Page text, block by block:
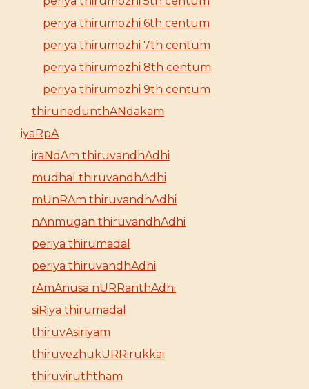
periya thirumozhi 6th centum
periya thirumozhi 7th centum
periya thirumozhi 8th centum
periya thirumozhi 9th centum
thirunedunthANdakam
iyaRpA
iraNdAm thiruvandhAdhi
mudhal thiruvandhAdhi
mUnRAm thiruvandhAdhi
nAnmugan thiruvandhAdhi
periya thirumadal
periya thiruvandhAdhi
rAmAnusa nURRanthAdhi
siRiya thirumadal
thiruvAsiriyam
thiruvezhukURRirukkai
thiruviruththam